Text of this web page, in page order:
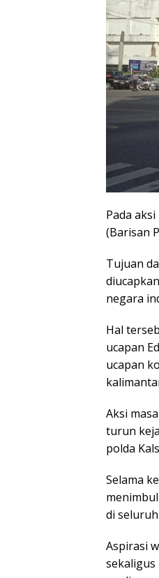
Pada
(Barisan
Tujuan
negara
Hal
ucapan
ucapan
Aksi
turun
polda
Selama
di
Aspirasi
sekaligus